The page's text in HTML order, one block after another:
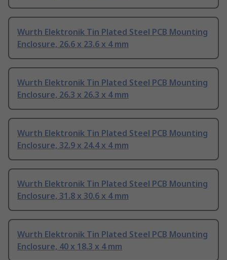
Wurth Elektronik Tin Plated Steel PCB Mounting
Enclosure, 26.6 x 23.6 x 4 mm
Wurth Elektronik Tin Plated Steel PCB Mounting
Enclosure, 26.3 x 26.3 x 4 mm
Wurth Elektronik Tin Plated Steel PCB Mounting
Enclosure, 32.9 x 24.4 x 4 mm
Wurth Elektronik Tin Plated Steel PCB Mounting
Enclosure, 31.8 x 30.6 x 4 mm
Wurth Elektronik Tin Plated Steel PCB Mounting
Enclosure, 40 x 18.3 x 4 mm